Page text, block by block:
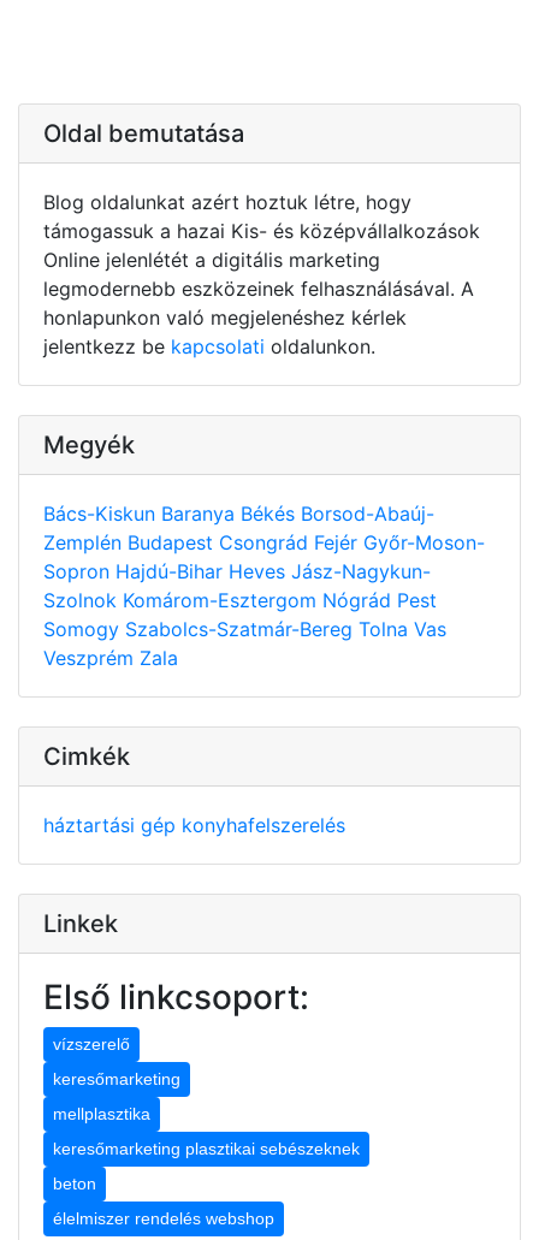
Oldal bemutatása
Blog oldalunkat azért hoztuk létre, hogy
támogassuk a hazai Kis- és középvállalkozások
Online jelenlétét a digitális marketing
legmodernebb eszközeinek felhasználásával. A
honlapunkon való megjelenéshez kérlek
jelentkezz be kapcsolati oldalunkon.
Megyék
Bács-Kiskun Baranya Békés Borsod-Abaúj-
Zemplén Budapest Csongrád Fejér Győr-Moson-
Sopron Hajdú-Bihar Heves Jász-Nagykun-
Szolnok Komárom-Esztergom Nógrád Pest
Somogy Szabolcs-Szatmár-Bereg Tolna Vas
Veszprém Zala
Cimkék
háztartási gép konyhafelszerelés
Linkek
Első linkcsoport:
vízszerelő
keresőmarketing
mellplasztika
keresőmarketing plasztikai sebészeknek
beton
élelmiszer rendelés webshop